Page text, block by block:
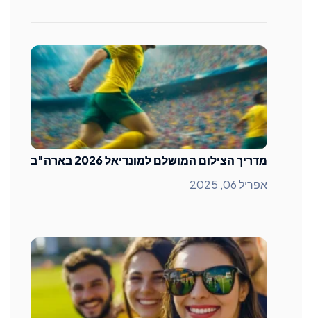
מדריך הצילום המושלם למונדיאל 2026 בארה"ב
אפריל 06, 2025